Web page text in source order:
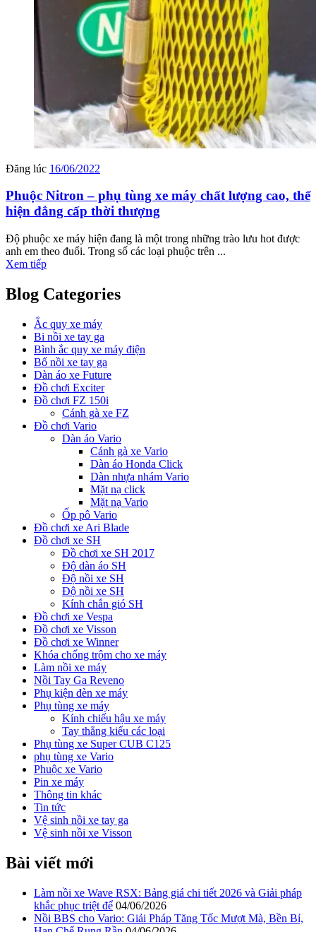
Đăng lúc 16/06/2022
Phuộc Nitron – phụ tùng xe máy chất lượng cao, thể
hiện đẳng cấp thời thượng
Độ phuộc xe máy hiện đang là một trong những trào lưu hot được
anh em theo đuổi. Trong số các loại phuộc trên ...
Xem tiếp
Blog Categories
Ắc quy xe máy
Bi nồi xe tay ga
Bình ắc quy xe máy điện
Bố nồi xe tay ga
Dàn áo xe Future
Đồ chơi Exciter
Đồ chơi FZ 150i
Cánh gà xe FZ
Đồ chơi Vario
Dàn áo Vario
Cánh gà xe Vario
Dàn áo Honda Click
Dàn nhựa nhám Vario
Mặt nạ click
Mặt nạ Vario
Ốp pô Vario
Đồ chơi xe Ari Blade
Đồ chơi xe SH
Đồ chơi xe SH 2017
Độ dàn áo SH
Độ nồi xe SH
Độ nồi xe SH
Kính chắn gió SH
Đồ chơi xe Vespa
Đồ chơi xe Visson
Đồ chơi xe Winner
Khóa chống trộm cho xe máy
Làm nồi xe máy
Nồi Tay Ga Reveno
Phụ kiện đèn xe máy
Phụ tùng xe máy
Kính chiếu hậu xe máy
Tay thắng kiểu các loại
Phụ tùng xe Super CUB C125
phụ tùng xe Vario
Phuộc xe Vario
Pin xe máy
Thông tin khác
Tin tức
Vệ sinh nồi xe tay ga
Vệ sinh nồi xe Visson
Bài viết mới
Làm nồi xe Wave RSX: Bảng giá chi tiết 2026 và Giải pháp
khắc phục triệt để 04/06/2026
Nồi BBS cho Vario: Giải Pháp Tăng Tốc Mượt Mà, Bền Bỉ,